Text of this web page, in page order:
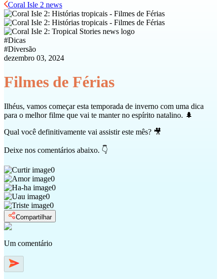
Coral Isle 2 news
#Dicas
#Diversão
dezembro 03, 2024
Filmes de Férias
Ilhéus, vamos começar esta temporada de inverno com uma dica
para o melhor filme que vai te manter no espírito natalino. 🌲
Qual você definitivamente vai assistir este mês? 🎥
Deixe nos comentários abaixo. 👇
0
0
0
0
0
Compartilhar
Um comentário